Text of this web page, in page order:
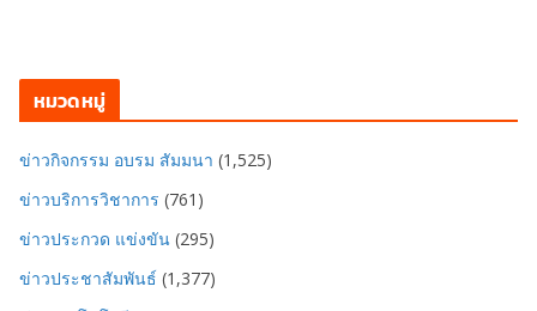
หมวดหมู่
ข่าวกิจกรรม อบรม สัมมนา (1,525)
ข่าวบริการวิชาการ (761)
ข่าวประกวด แข่งขัน (295)
ข่าวประชาสัมพันธ์ (1,377)